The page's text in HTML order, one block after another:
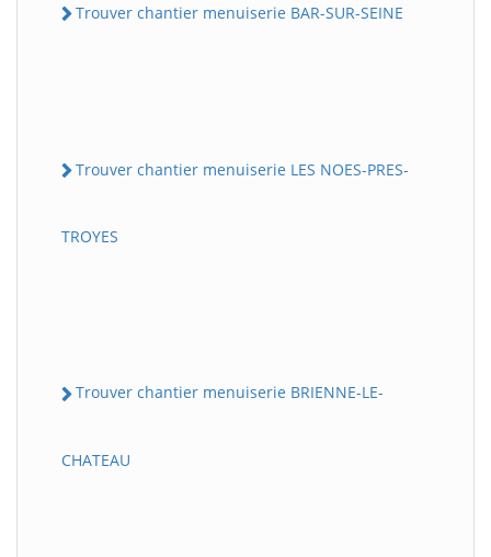
Trouver chantier menuiserie BAR-SUR-SEINE
Trouver chantier menuiserie LES NOES-PRES-
TROYES
Trouver chantier menuiserie BRIENNE-LE-
CHATEAU